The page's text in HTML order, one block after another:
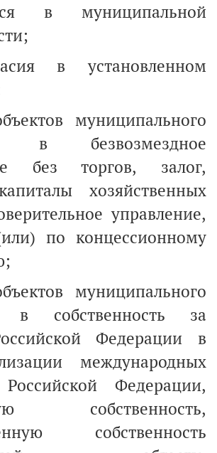
в муниципальной
в установленном
муниципального
в безвозмездное
без торгов, залог,
хозяйственных
управление,
по концессионному
муниципального
в собственность за
Федерации в
международных
Федерации,
собственность,
собственность